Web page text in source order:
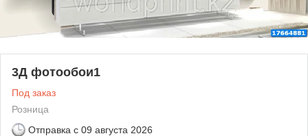
3Д фотообои1
Под заказ
Розница
Отправка с 09 августа 2026